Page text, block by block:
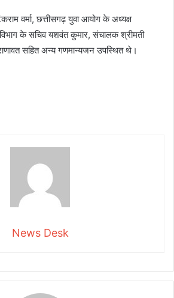
वर्मा, छत्तीसगढ़ युवा आयोग के अध्यक्ष
के सचिव यशवंत कुमार, संचालक श्रीमती
सहित अन्य गणमान्यजन उपस्थित थे।
News Desk